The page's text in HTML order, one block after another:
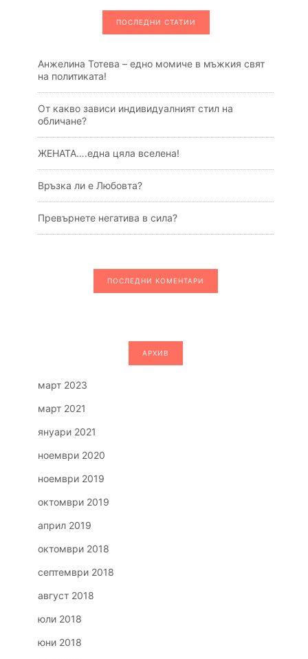
ПОСЛЕДНИ СТАТИИ
Анжелина Тотева – едно момиче в мъжкия свят
на политиката!
От какво зависи индивидуалният стил на
обличане?
ЖЕНАТА….една цяла вселена!
Връзка ли е Любовта?
Превърнете негатива в сила?
ПОСЛЕДНИ КОМЕНТАРИ
АРХИВ
март 2023
март 2021
януари 2021
ноември 2020
ноември 2019
октомври 2019
април 2019
октомври 2018
септември 2018
август 2018
юли 2018
юни 2018